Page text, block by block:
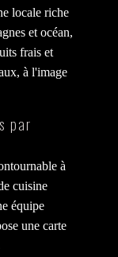
locale riche
et océan,
frais et
à l'image
par
à
cuisine
équipe
une carte